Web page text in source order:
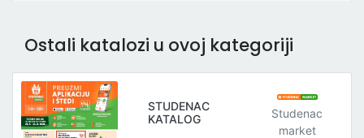
Ostali katalozi u ovoj kategoriji
STUDENAC
KATALOG
Studenac
market